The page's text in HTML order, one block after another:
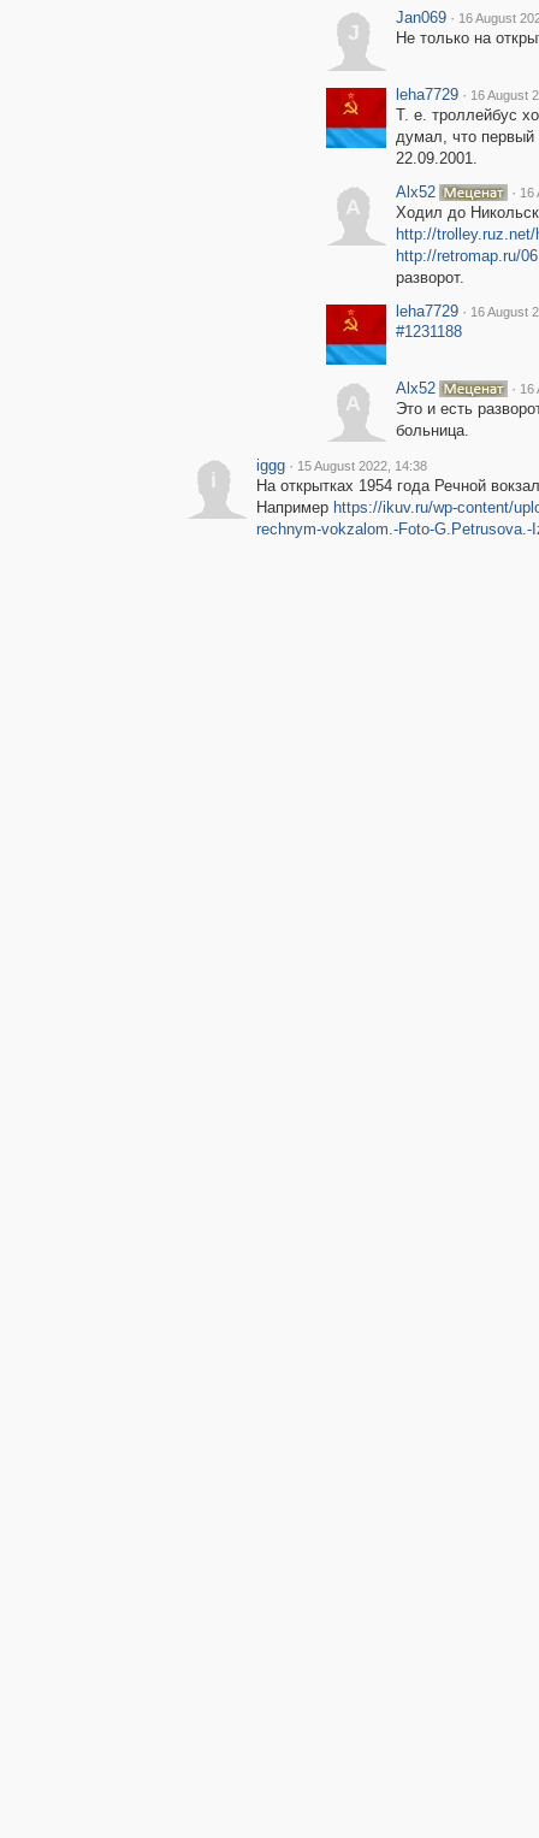
J
Jan069 · 16 August
Не только на
leha7729 · 16 August
Т. е. троллейбус
думал, что
22.09.2001.
A
Alx52 · 16
Ходил до
http://
http://retromap.ru/
разворот.
leha7729 · 16 August
#1231188
A
Alx52 · 16
Это и есть
больница.
i
iggg · 15 August 2022, 14:38
На открытках 1954 года Речной
Например https://ikuv.ru/wp-content/
rechnym-vokzalom.-Foto-G.Petrusova.-